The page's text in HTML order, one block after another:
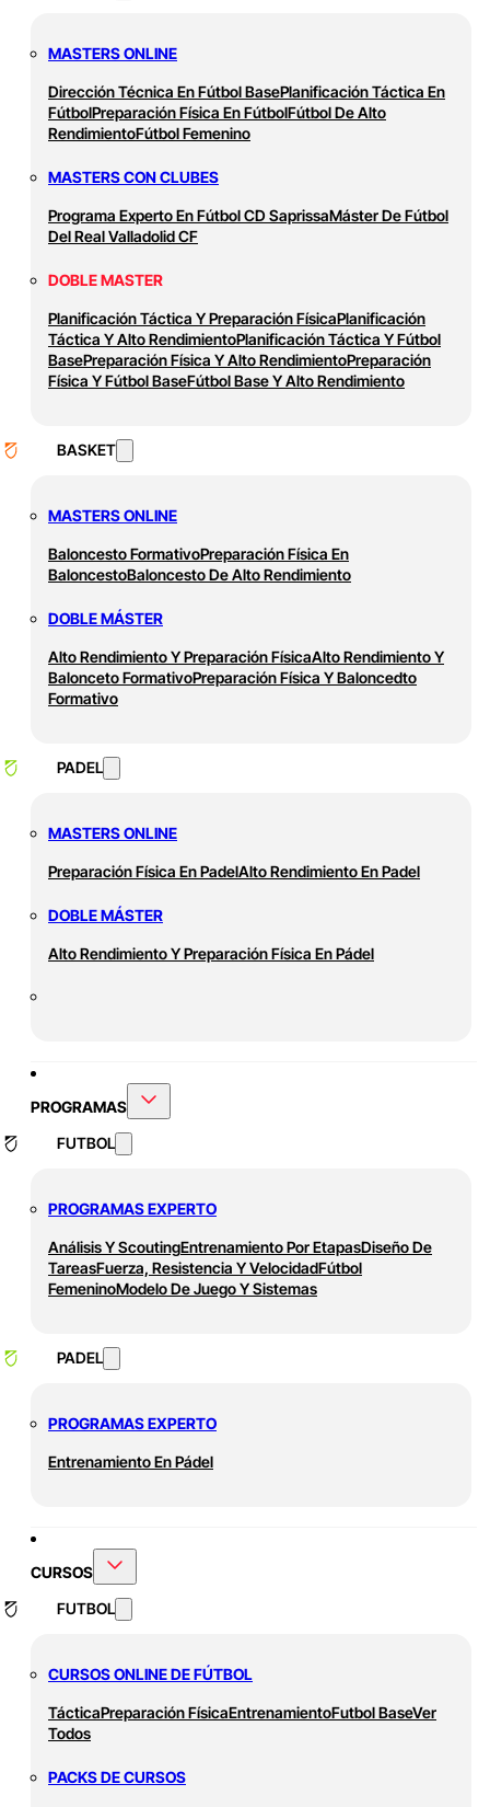
MASTERS ONLINE
Dirección Técnica En Fútbol BasePlanificación Táctica En
FútbolPreparación Física En FútbolFútbol De Alto
RendimientoFútbol Femenino
MASTERS CON CLUBES
Programa Experto En Fútbol CD SaprissaMáster De Fútbol
Del Real Valladolid CF
DOBLE MASTER
Planificación Táctica Y Preparación FísicaPlanificación
Táctica Y Alto RendimientoPlanificación Táctica Y Fútbol
BasePreparación Física Y Alto RendimientoPreparación
Física Y Fútbol BaseFútbol Base Y Alto Rendimiento
BASKET
MASTERS ONLINE
Baloncesto FormativoPreparación Física En
BaloncestoBaloncesto De Alto Rendimiento
DOBLE MÁSTER
Alto Rendimiento Y Preparación FísicaAlto Rendimiento Y
Balonceto FormativoPreparación Física Y Baloncedto
Formativo
PADEL
MASTERS ONLINE
Preparación Física En PadelAlto Rendimiento En Padel
DOBLE MÁSTER
Alto Rendimiento Y Preparación Física En Pádel
PROGRAMAS
FUTBOL
PROGRAMAS EXPERTO
Análisis Y ScoutingEntrenamiento Por EtapasDiseño De
TareasFuerza, Resistencia Y VelocidadFútbol
FemeninoModelo De Juego Y Sistemas
PADEL
PROGRAMAS EXPERTO
Entrenamiento En Pádel
CURSOS
FUTBOL
CURSOS ONLINE DE FÚTBOL
TácticaPreparación FísicaEntrenamientoFutbol BaseVer
Todos
PACKS DE CURSOS